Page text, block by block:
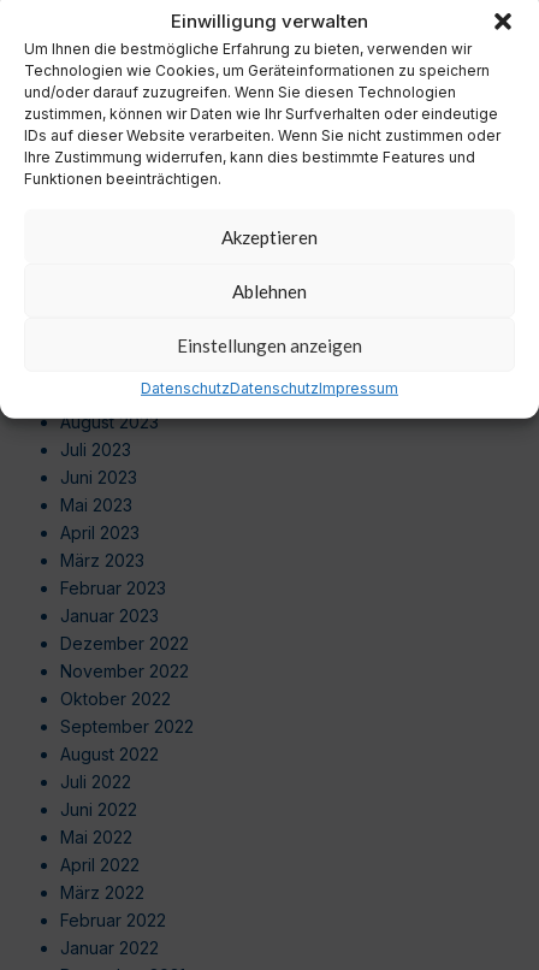
Einwilligung verwalten
Um Ihnen die bestmögliche Erfahrung zu bieten, verwenden wir
Technologien wie Cookies, um Geräteinformationen zu speichern
und/oder darauf zuzugreifen. Wenn Sie diesen Technologien
zustimmen, können wir Daten wie Ihr Surfverhalten oder eindeutige
IDs auf dieser Website verarbeiten. Wenn Sie nicht zustimmen oder
Ihre Zustimmung widerrufen, kann dies bestimmte Features und
Funktionen beeinträchtigen.
Akzeptieren
Ablehnen
Einstellungen anzeigen
DatenschutzDatenschutzImpressum
September 2024
August 2024
Juli 2024
Juni 2024
Mai 2024
November 2023
September 2023
August 2023
Juli 2023
Juni 2023
Mai 2023
April 2023
März 2023
Februar 2023
Januar 2023
Dezember 2022
November 2022
Oktober 2022
September 2022
August 2022
Juli 2022
Juni 2022
Mai 2022
April 2022
März 2022
Februar 2022
Januar 2022